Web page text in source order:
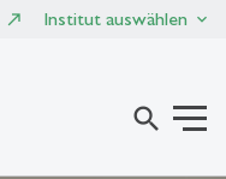
Institut auswählen
search